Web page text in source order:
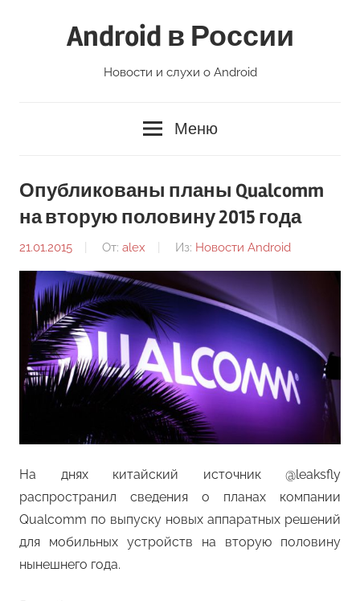
Android в России
Новости и слухи о Android
Меню
Опубликованы планы Qualcomm
на вторую половину 2015 года
21.01.2015 От: alex Из: Новости Android
На днях китайский источник @leaksfly
распространил сведения о планах компании
Qualcomm по выпуску новых аппаратных решений
для мобильных устройств на вторую половину
нынешнего года.